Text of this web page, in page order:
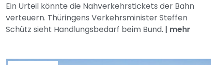
Ein Urteil könnte die Nahverkehrstickets der Bahn
verteuern. Thüringens Verkehrsminister Steffen
Schütz sieht Handlungsbedarf beim Bund. | mehr